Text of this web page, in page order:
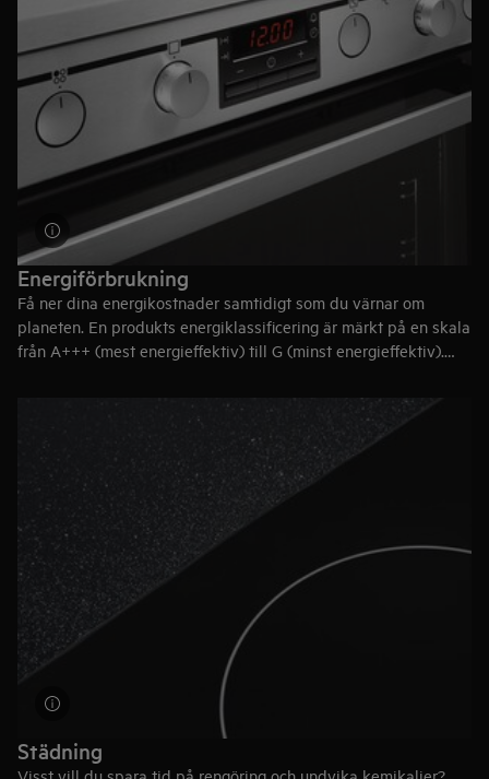
Energiförbrukning
Få ner dina energikostnader samtidigt som du värnar om
planeten. En produkts energiklassificering är märkt på en skala
från A+++ (mest energieffektiv) till G (minst energieffektiv).
Städning